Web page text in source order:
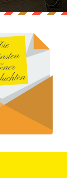
Wiener Hofburg
Landessieger